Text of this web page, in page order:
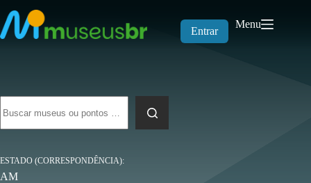
para
o
conteúdo
Entrar
Menu
resultados
ESTADO (CORRESPONDÊNCIA)
AM